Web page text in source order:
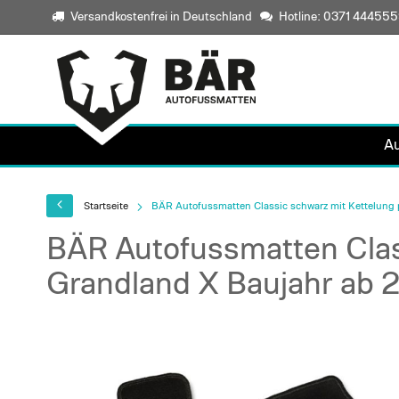
Versandkostenfrei in Deutschland Hotline: 0371
Startseite BÄR Autofussmatten Classic schwarz mit
BÄR Autofussmatten
Grandland X Baujahr ab